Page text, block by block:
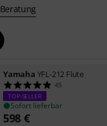
Beratung
Yamaha YFL-212 Flute
45
TOP-SELLER
Sofort lieferbar
598 €